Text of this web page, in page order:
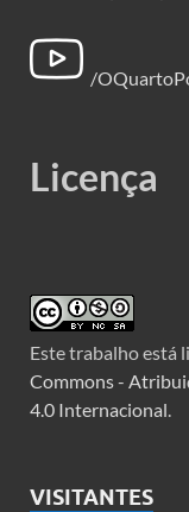
/
Licença
Este trabalho está
Commons -
4.0 Internacional
VISITANTES